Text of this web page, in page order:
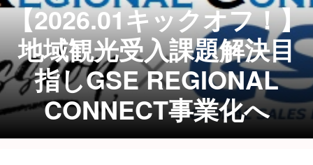
【2026.01キックオフ！】
地域観光受入課題解決目
指しGSE REGIONAL
CONNECT事業化へ